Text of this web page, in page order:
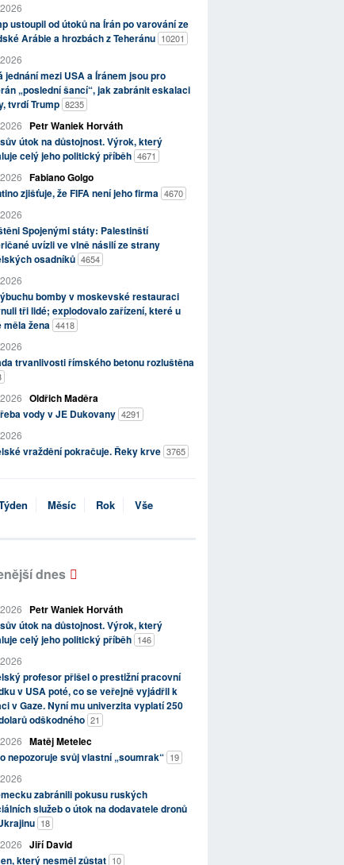
ustoupil od útoků na Írán po varování ze
Arábie a hrozbách z Teheránu 10201
jednání mezi USA a Íránem jsou pro
„poslední šancí“, jak zabránit eskalaci
tvrdí Trump 8235
Petr Waniek Horváth
útok na důstojnost. Výrok, který
celý jeho politický příběh 4671
Fabiano Golgo
zjišťuje, že FIFA není jeho firma 4670
Spojenými státy: Palestinští
uvízli ve vlně násilí ze strany
osadníků 4654
bomby v moskevské restauraci
tři lidé; explodovalo zařízení, které u
měla žena 4418
trvanlivosti římského betonu rozluštěna
Oldřich Maděra
vody v JE Dukovany 4291
vraždění pokračuje. Řeky krve 3765
Měsíc Rok Vše
dnes
Petr Waniek Horváth
útok na důstojnost. Výrok, který
celý jeho politický příběh 146
profesor přišel o prestižní pracovní
v USA poté, co se veřejně vyjádřil k
v Gaze. Nyní mu univerzita vyplatí 250
odškodného 21
Matěj Metelec
nepozoruje svůj vlastní „soumrak“ 19
zabránili pokusu ruských
služeb o útok na dodavatele dronů
18
Jiří David
který nesměl zůstat 10